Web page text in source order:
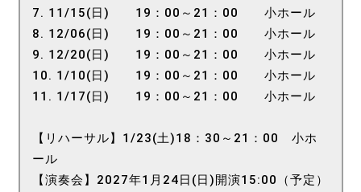
7. 11/15(日) 19：00～21：00 小ホール
8. 12/06(日) 19：00～21：00 小ホール
9. 12/20(日) 19：00～21：00 小ホール
10. 1/10(日) 19：00～21：00 小ホール
11. 1/17(日) 19：00～21：00 小ホール
【リハーサル】1/23(土)18：30～21：00 小ホ
ール
【演奏会】2027年1月24日(日)開演15:00（予定）